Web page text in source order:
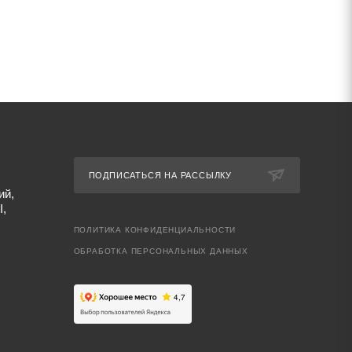
ПОДПИСАТЬСЯ НА РАССЫЛКУ
ПОЛИТИКА КОНФИДЕНЦИАЛЬНОСТИ
ОБРАБОТКА ПЕРСОНАЛЬНЫХ ДАННЫХ